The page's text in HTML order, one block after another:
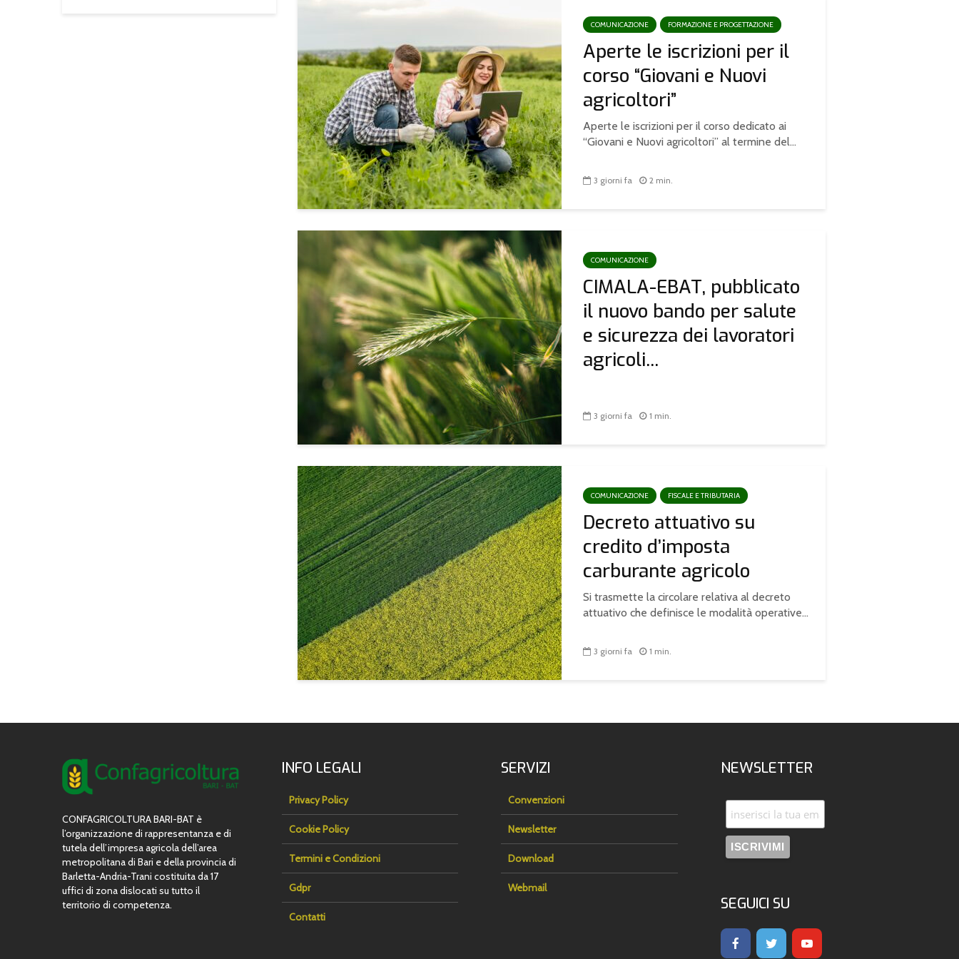
COMUNICAZIONE FORMAZIONE E PROGETTAZIONE
Aperte le iscrizioni per il
corso “Giovani e Nuovi
agricoltori”
Aperte le iscrizioni per il corso dedicato ai
“Giovani e Nuovi agricoltori” al termine del...
3 giorni fa 2 min.
COMUNICAZIONE
CIMALA-EBAT, pubblicato
il nuovo bando per salute
e sicurezza dei lavoratori
agricoli...
3 giorni fa 1 min.
COMUNICAZIONE FISCALE E TRIBUTARIA
Decreto attuativo su
credito d’imposta
carburante agricolo
Si trasmette la circolare relativa al decreto
attuativo che definisce le modalità operative...
3 giorni fa 1 min.
CONFAGRICOLTURA BARI-BAT è
l’organizzazione di rappresentanza e di
tutela dell’impresa agricola dell’area
metropolitana di Bari e della provincia di
Barletta-Andria-Trani costituita da 17
uffici di zona dislocati su tutto il
territorio di competenza.
INFO LEGALI
Privacy Policy
Cookie Policy
Termini e Condizioni
Gdpr
Contatti
SERVIZI
Convenzioni
Newsletter
Download
Webmail
NEWSLETTER
SEGUICI SU